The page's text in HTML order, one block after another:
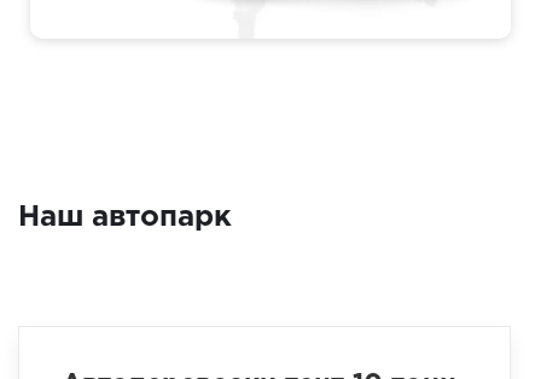
Наш автопарк